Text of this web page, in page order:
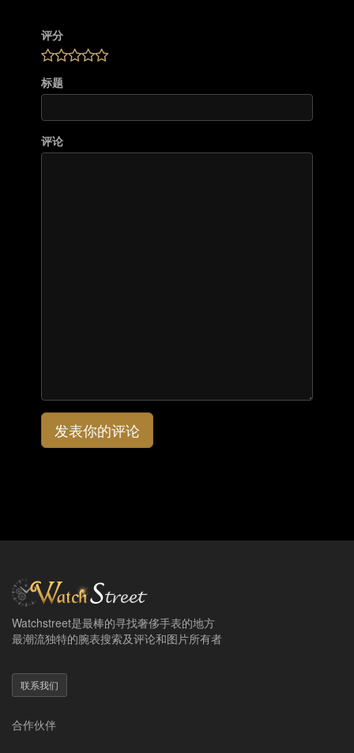
评分
标题
评论
发表你的评论
Watchstreet是最棒的寻找奢侈手表的地方
最潮流独特的腕表搜索及评论和图片所有者
联系我们
合作伙伴